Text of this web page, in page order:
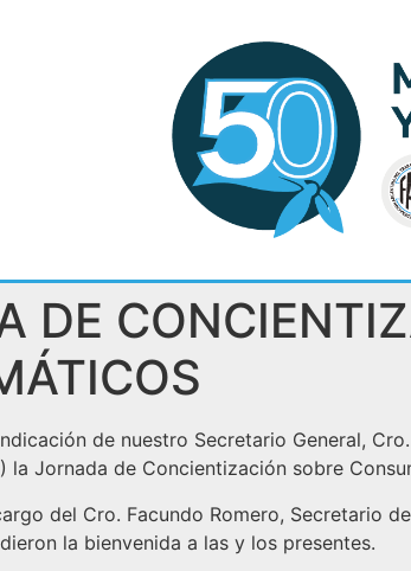
DE
de nuestro Secretario General,
la Jornada de Concientización sobre
del Cro. Facundo Romero, Secretario
la bienvenida a las y los presentes.